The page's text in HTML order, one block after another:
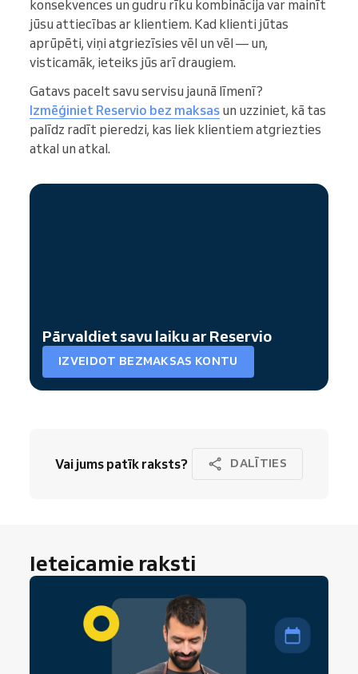
konsekvences un gudru rīku kombinācija var mainīt
jūsu attiecības ar klientiem. Kad klienti jūtas
aprūpēti, viņi atgriezīsies vēl un vēl — un,
visticamāk, ieteiks jūs arī draugiem.
Gatavs pacelt savu servisu jaunā līmenī?
Izmēģiniet Reservio bez maksas un uzziniet, kā tas
palīdz radīt pieredzi, kas liek klientiem atgriezties
atkal un atkal.
Pārvaldiet savu laiku ar Reservio
IZVEIDOT BEZMAKSAS KONTU
Vai jums patīk raksts? DALĪTIES
Ieteicamie raksti